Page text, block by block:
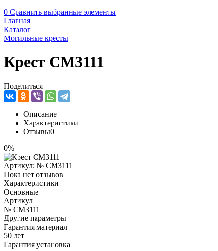
0 Сравнить выбранные элементы
Главная
Каталог
Могильные кресты
Крест CM3111
Поделиться
Описание
Характеристики
Отзывы0
0%
Артикул: № CM3111
Пока нет отзывов
Характеристики
Основные
Артикул
№ CM3111
Другие параметры
Гарантия материал
50 лет
Гарантия установка